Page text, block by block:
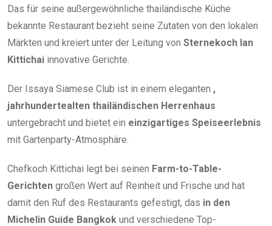
Das für seine außergewöhnliche thailändische Küche
bekannte Restaurant bezieht seine Zutaten von den lokalen
Märkten und kreiert unter der Leitung von Sternekoch Ian
Kittichai innovative Gerichte.
Der Issaya Siamese Club ist in einem eleganten ,
jahrhundertealten thailändischen Herrenhaus
untergebracht und bietet ein einzigartiges Speiseerlebnis
mit Gartenparty-Atmosphäre.
Chefkoch Kittichai legt bei seinen Farm-to-Table-
Gerichten großen Wert auf Reinheit und Frische und hat
damit den Ruf des Restaurants gefestigt, das in den
Michelin Guide Bangkok und verschiedene Top-